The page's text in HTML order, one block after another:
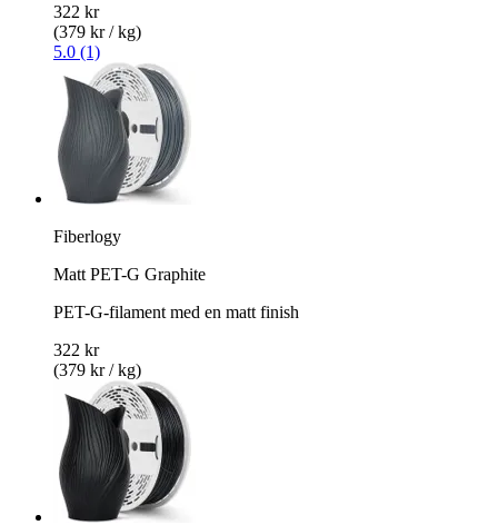
322 kr
(379 kr / kg)
5.0 (1)
Fiberlogy
Matt PET-G Graphite
PET-G-filament med en matt finish
322 kr
(379 kr / kg)